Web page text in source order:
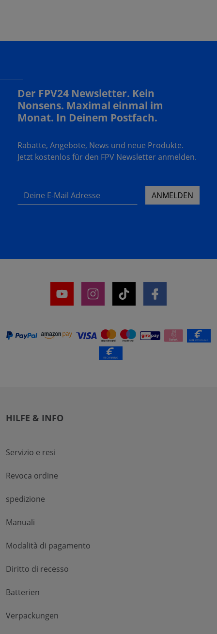
Der FPV24 Newsletter. Kein
Nonsens. Maximal einmal im
Monat. In Deinem Postfach.
Rabatte, Angebote, News und neue Produkte.
Jetzt kostenlos für den FPV Newsletter anmelden.
Deine E-Mail Adresse ANMELDEN
HILFE & INFO
Servizio e resi
Revoca ordine
spedizione
Manuali
Modalità di pagamento
Diritto di recesso
Batterien
Verpackungen